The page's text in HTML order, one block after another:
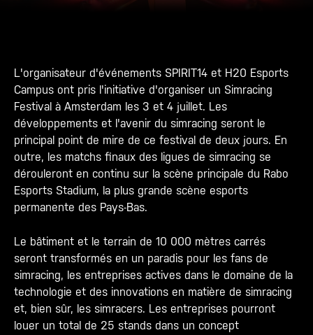
L'organisateur d'événements SPIRIT14 et H20 Esports
Campus ont pris l'initiative d'organiser un Simracing
Festival à Amsterdam les 3 et 4 juillet. Les
développements et l'avenir du simracing seront le
principal point de mire de ce festival de deux jours. En
outre, les matchs finaux des ligues de simracing se
dérouleront en continu sur la scène principale du Rabo
Esports Stadium, la plus grande scène esports
permanente des Pays-Bas.
Le bâtiment et le terrain de 10 000 mètres carrés
seront transformés en un paradis pour les fans de
simracing, les entreprises actives dans le domaine de la
technologie et des innovations en matière de simracing
et, bien sûr, les simracers. Les entreprises pourront
louer un total de 25 stands dans un concept